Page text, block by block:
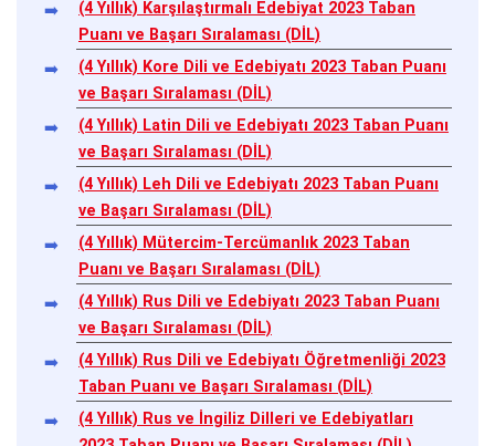
(4 Yıllık) Karşılaştırmalı Edebiyat 2023 Taban
Puanı ve Başarı Sıralaması (DİL)
(4 Yıllık) Kore Dili ve Edebiyatı 2023 Taban Puanı
ve Başarı Sıralaması (DİL)
(4 Yıllık) Latin Dili ve Edebiyatı 2023 Taban Puanı
ve Başarı Sıralaması (DİL)
(4 Yıllık) Leh Dili ve Edebiyatı 2023 Taban Puanı
ve Başarı Sıralaması (DİL)
(4 Yıllık) Mütercim-Tercümanlık 2023 Taban
Puanı ve Başarı Sıralaması (DİL)
(4 Yıllık) Rus Dili ve Edebiyatı 2023 Taban Puanı
ve Başarı Sıralaması (DİL)
(4 Yıllık) Rus Dili ve Edebiyatı Öğretmenliği 2023
Taban Puanı ve Başarı Sıralaması (DİL)
(4 Yıllık) Rus ve İngiliz Dilleri ve Edebiyatları